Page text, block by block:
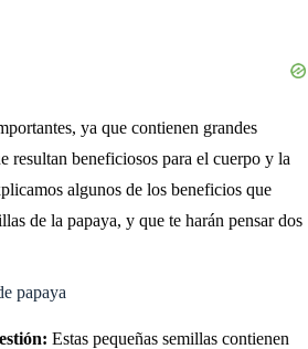
ya que contienen grandes
resultan beneficiosos para el cuerpo y la
algunos de los beneficios que
de la papaya, y que te harán pensar dos
papaya
Estas pequeñas semillas contienen